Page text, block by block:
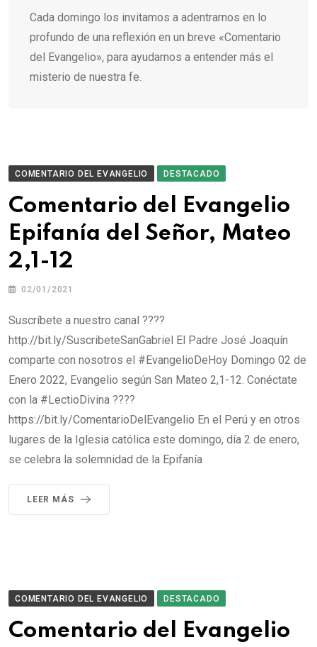
Cada domingo los invitamos a adentrarnos en lo
profundo de una reflexión en un breve «Comentario
del Evangelio», para ayudarnos a entender más el
misterio de nuestra fe.
COMENTARIO DEL EVANGELIO DESTACADO
Comentario del Evangelio
Epifanía del Señor, Mateo
2,1-12
02/01/2021
Suscríbete a nuestro canal ????
http://bit.ly/SuscribeteSanGabriel El Padre José Joaquín
comparte con nosotros el #EvangelioDeHoy​​​​ Domingo 02 de
Enero 2022, Evangelio según San Mateo 2,1-12. Conéctate
con la #LectioDivina​​​​ ????
https://bit.ly/ComentarioDelEvangelio En el Perú y en otros
lugares de la Iglesia católica este domingo, día 2 de enero,
se celebra la solemnidad de la Epifanía
LEER MÁS
COMENTARIO DEL EVANGELIO DESTACADO
Comentario del Evangelio